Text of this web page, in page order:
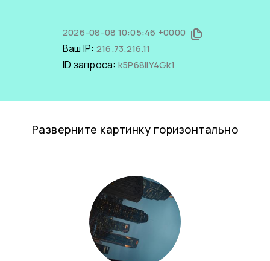
2026-08-08 10:05:46 +0000
Ваш IP: 216.73.216.11
ID запроса: k5P68IlY4Gk1
Разверните картинку горизонтально